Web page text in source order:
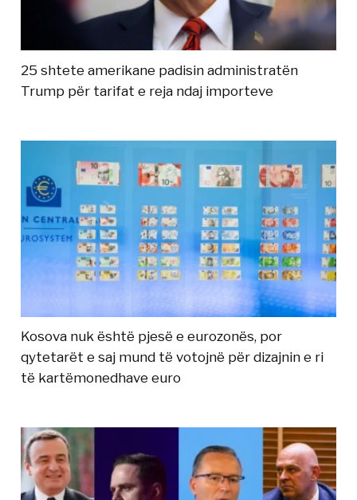
25 shtete amerikane padisin administratën
Trump për tarifat e reja ndaj importeve
Kosova nuk është pjesë e eurozonës, por
qytetarët e saj mund të votojnë për dizajnin e ri
të kartëmonedhave euro